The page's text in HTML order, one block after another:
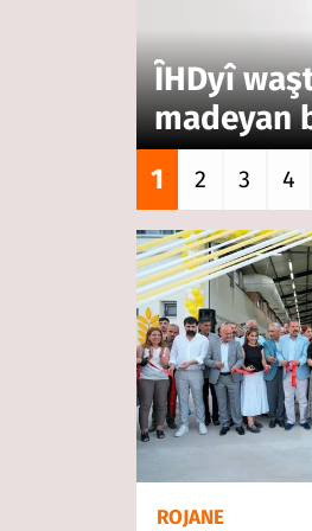
ÎHDyî
madeyan
1 2 3 4
ROJANE